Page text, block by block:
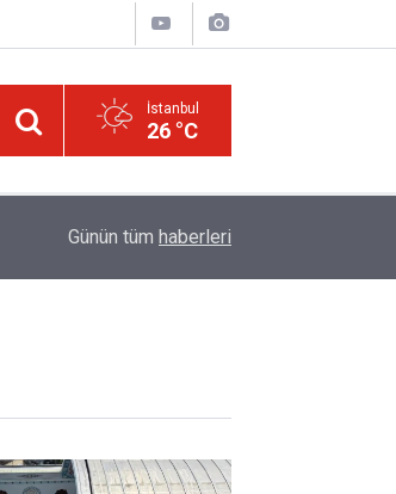
İstanbul
26 °C
Günün tüm haberleri